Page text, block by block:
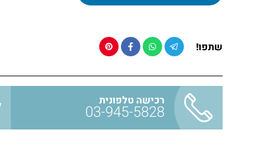
שתפו!
רכישה טלפונית
03-945-5828